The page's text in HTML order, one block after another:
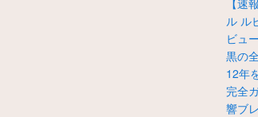
【速
ル ル
ビュ
黒の
12年
完全
響ブ